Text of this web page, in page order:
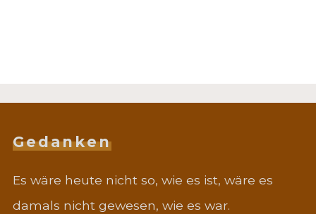
Gedanken
Es wäre heute nicht so, wie es ist, wäre es
damals nicht gewesen, wie es war.